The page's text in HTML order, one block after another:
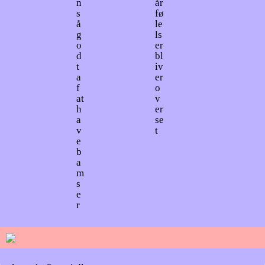
n
s
å
g
o
d
t
a
f
at
h
a
v
e
b
a
m
s
e
r
år
fø
le
ls
er
bl
iv
er
o
v
er
se
t